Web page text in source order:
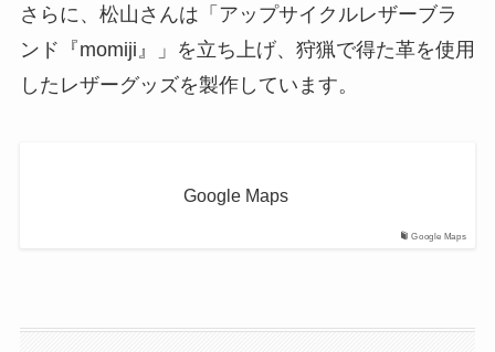
さらに、松山さんは「アップサイクルレザーブラ
ンド『momiji』」を立ち上げ、狩猟で得た革を使用
したレザーグッズを製作しています。
Google Maps
Google Maps